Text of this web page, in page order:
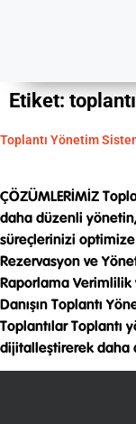
Etiket:
Toplantı Yönetim
ÇÖZÜMLERİMİZ
daha düzenli
süreçlerinizi
Rezervasyon ve
Raporlama Verimlilik
Danışın Toplantı
Toplantılar Toplantı
dijitalleştirerek